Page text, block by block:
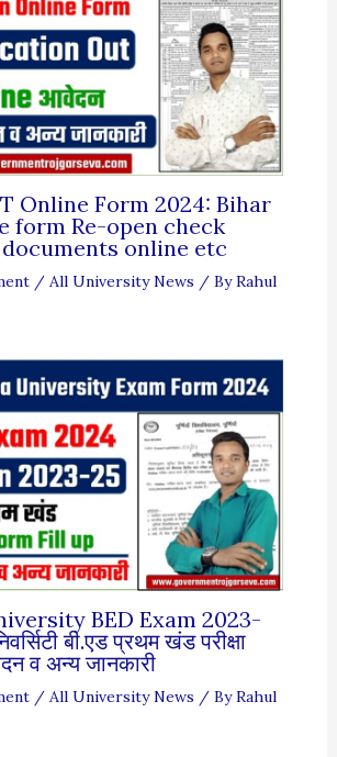
Online Form 2024: Bihar
form Re-open check
online etc
/ All University News / ByRahul
BED Exam 2023-
बी.एड प्रथम खंड परीक्षा
व अन्य जानकारी
/ All University News / ByRahul